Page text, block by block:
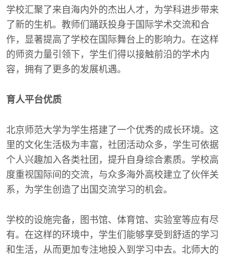
学校汇聚了来自海内外的杰出人才，为学科进步带来
了新的生机。教师们踊跃投身于国际学术交流和合
作，显著提高了学校在国际舞台上的影响力。在这样
的师资力量引领下，学生们得以接触前沿的学术内
容，拥有了更多的发展机遇。
育人平台优质
北京师范大学为学生搭建了一个优秀的成长环境。这
里的文化生活极为丰富，社团活动众多，学生可依据
个人兴趣加入各类社团，提升自身综合素质。学校高
度重视国际间的交流，与众多海外高校建立了伙伴关
系，为学生创造了出国交流学习的机会。
学校的设施完备，图书馆、体育馆、实验室等应有尽
有。在这样的环境中，学生们能够享受到舒适的学习
和生活，从而更加专注地投入到学习中去。北师大的